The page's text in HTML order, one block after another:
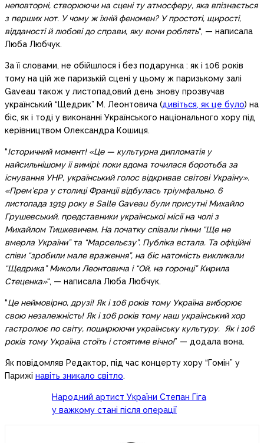
неповторні, створюючи на сцені ту атмосферу, яка впізнається
з перших нот. У чому ж їхній феномен? У простоті, щирості,
відданості й любові до справи, яку вони роблять“, — написала
Люба Любчук.
За її словами, не обійшлося і без подарунка : як і 106 років
тому на цій же паризькій сцені у цьому ж паризькому залі
Gaveau також у листопадовий день знову прозвучав
український “Щедрик” М. Леонтовича (дивіться, як це було) на
біс, як і тоді у виконанні Українського національного хору під
керівництвом Олександра Кошиця.
“Історичний момент! «Це — культурна дипломатія у
найсильнішому її вимірі: поки вдома точилася боротьба за
існування УНР, український голос відкривав світові Україну».
«Прем’єра у столиці Франції відбулась тріумфально. 6
листопада 1919 року в Salle Gaveau були присутні Михайло
Грушевський, представники української місії на чолі з
Михайлом Тишкевичем. На початку співали гімни “Ще не
вмерла України” та “Марсельєзу”. Публіка встала. Та офіційні
співи “зробили мале враження”, на біс натомість викликали
“Щедрика” Миколи Леонтовича і “Ой, на горонці” Кирила
Стеценка»“, — написала Люба Любчук.
“Це неймовірно, друзі! Як і 106 років тому Україна виборює
свою незалежність! Як і 106 років тому наш український хор
гастролює по світу, поширюючи українську культуру. Як і 106
років тому Україна стоїть і стоятиме вічно!” — додала вона.
Як повідомляв Редактор, під час концерту хору “Гомін” у
Парижі навіть зникало світло.
Народний артист України Степан Гіга
у важкому стані після операції